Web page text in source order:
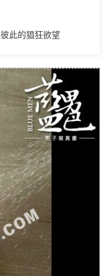
此的猖狂欲望